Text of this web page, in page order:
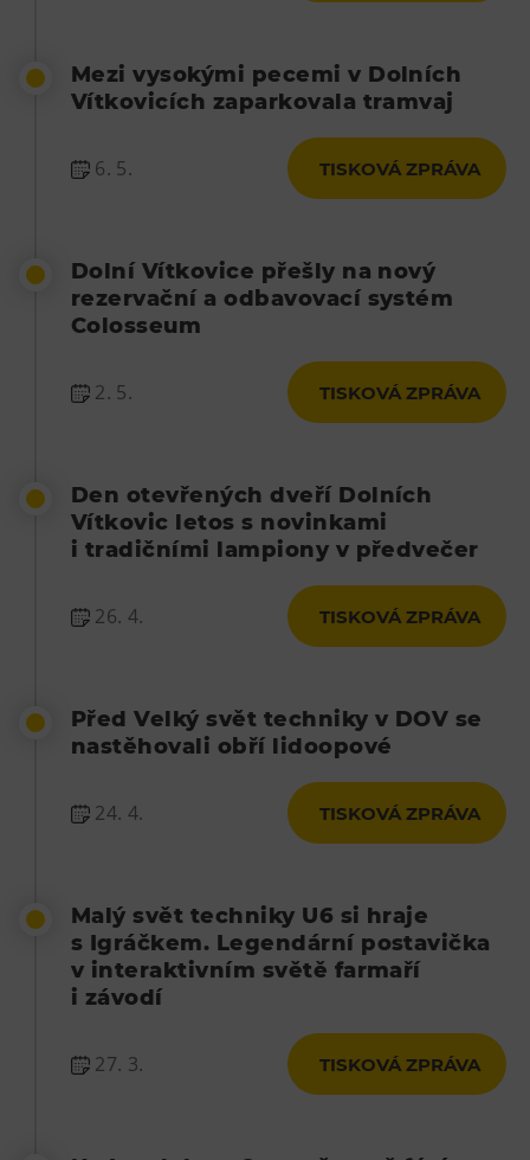
Mezi vysokými pecemi v Dolních
Vítkovicích zaparkovala tramvaj
6. 5. TISKOVÁ ZPRÁVA
Dolní Vítkovice přešly na nový
rezervační a odbavovací systém
Colosseum
2. 5. TISKOVÁ ZPRÁVA
Den otevřených dveří Dolních
Vítkovic letos s novinkami
i tradičními lampiony v předvečer
26. 4. TISKOVÁ ZPRÁVA
Před Velký svět techniky v DOV se
nastěhovali obří lidoopové
24. 4. TISKOVÁ ZPRÁVA
Malý svět techniky U6 si hraje
s Igráčkem. Legendární postavička
v interaktivním světě farmaří
i závodí
27. 3. TISKOVÁ ZPRÁVA